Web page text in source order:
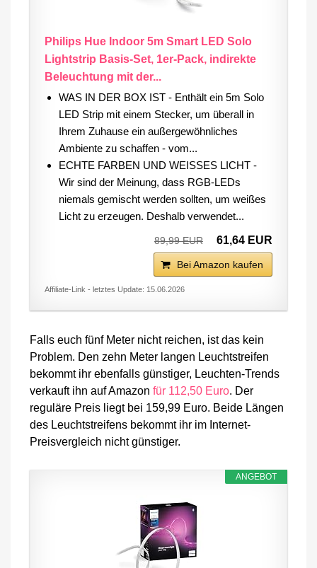
Philips Hue Indoor 5m Smart LED Solo
Lightstrip Basis-Set, 1er-Pack, indirekte
Beleuchtung mit der...
WAS IN DER BOX IST - Enthält ein 5m Solo
LED Strip mit einem Stecker, um überall in
Ihrem Zuhause ein außergewöhnliches
Ambiente zu schaffen - vom...
ECHTE FARBEN UND WEISSES LICHT -
Wir sind der Meinung, dass RGB-LEDs
niemals gemischt werden sollten, um weißes
Licht zu erzeugen. Deshalb verwendet...
89,99 EUR 61,64 EUR
Bei Amazon kaufen
Affiliate-Link - letztes Update: 15.06.2026
Falls euch fünf Meter nicht reichen, ist das kein
Problem. Den zehn Meter langen Leuchtstreifen
bekommt ihr ebenfalls günstiger, Leuchten-Trends
verkauft ihn auf Amazon für 112,50 Euro. Der
reguläre Preis liegt bei 159,99 Euro. Beide Längen
des Leuchtstreifens bekommt ihr im Internet-
Preisvergleich nicht günstiger.
ANGEBOT